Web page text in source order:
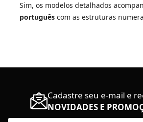
Sim, os modelos detalhados
português com as estruturas
Cadastre seu e-mail e
NOVIDADES E